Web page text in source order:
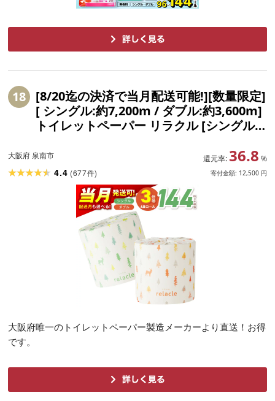
18
[8/20迄の決済で当月配送可能!][数量限定]
[ シングル:約7,200m / ダブル:約3,600m]
トイレットペーパー リラクル [シングル /
ー [配送不可地域:北海道・沖縄]
大阪府 泉南市 還元率: 36.8 %
寄付金額: 12,500 円
4.4 (677件)
大阪府唯一のトイレットペーパー製造メーカーより直送！お得
です。